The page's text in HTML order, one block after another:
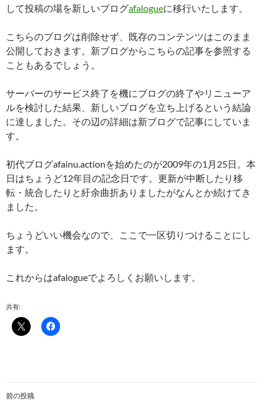
して投稿の場を新しいブログafalogueに移行いたします。
こちらのブログは削除せず、既存のコンテンツはこのまま
公開しておきます。新ブログからこちらの記事を参照する
こともあるでしょう。
サーバーのサービス終了を機にブログの終了やリニューア
ルを検討した結果、新しいブログを立ち上げるという結論
に達しました。その辺の詳細は新ブログで記事にしていま
す。
初代ブログafainu.actionを始めたのが2009年の1月25日。本
日はちょうど12年目の記念日です。更新が中断したり移
転・統合したりと紆余曲折ありましたがなんとか続けてき
ました。
ちょうどいい機会なので、ここで一区切りつけることにし
ます。
これからはafalogueでよろしくお願いします。
共有:
投
前の投稿